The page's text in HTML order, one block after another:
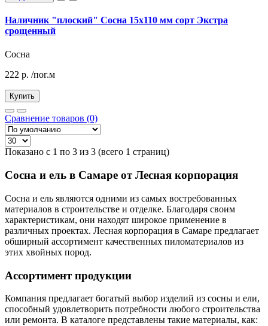
Наличник "плоский" Сосна 15х110 мм сорт Экстра
срощенный
Сосна
222 р. /пог.м
Купить
Сравнение товаров (0)
Показано с 1 по 3 из 3 (всего 1 страниц)
Сосна и ель в Самаре от Лесная корпорация
Сосна и ель являются одними из самых востребованных
материалов в строительстве и отделке. Благодаря своим
характеристикам, они находят широкое применение в
различных проектах. Лесная корпорация в Самаре предлагает
обширный ассортимент качественных пиломатериалов из
этих хвойных пород.
Ассортимент продукции
Компания предлагает богатый выбор изделий из сосны и ели,
способный удовлетворить потребности любого строительства
или ремонта. В каталоге представлены такие материалы, как: